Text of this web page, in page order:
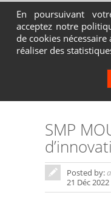
SMP
Posted by:
21 Déc 2022
En poursuivant
acceptez notre
de cookies
réaliser des